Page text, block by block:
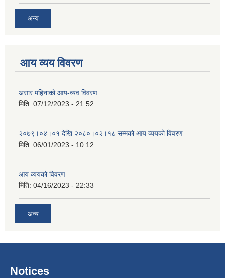
अन्य
आय व्यय विवरण
असार महिनाको आय-व्यव विवरण
मिति: 07/12/2023 - 21:52
२०७९।०४।०१ देखि २०८०।०२।१८ सम्मको आय व्ययको विवरण
मिति: 06/01/2023 - 10:12
आय व्ययको विवरण
मिति: 04/16/2023 - 22:33
अन्य
Notices